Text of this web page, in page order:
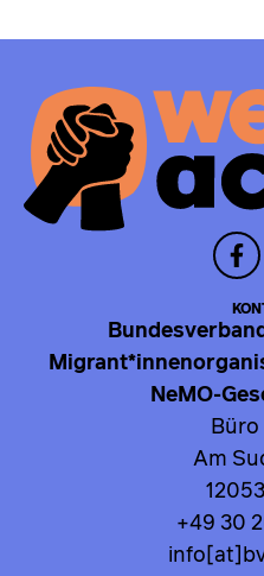
NeMO-
Büro
Am
+49 30